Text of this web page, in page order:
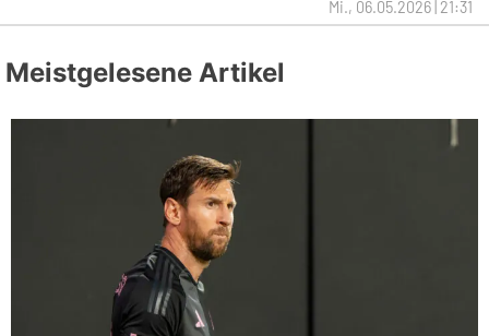
Mi., 06.05.2026 | 21:31
Meistgelesene Artikel